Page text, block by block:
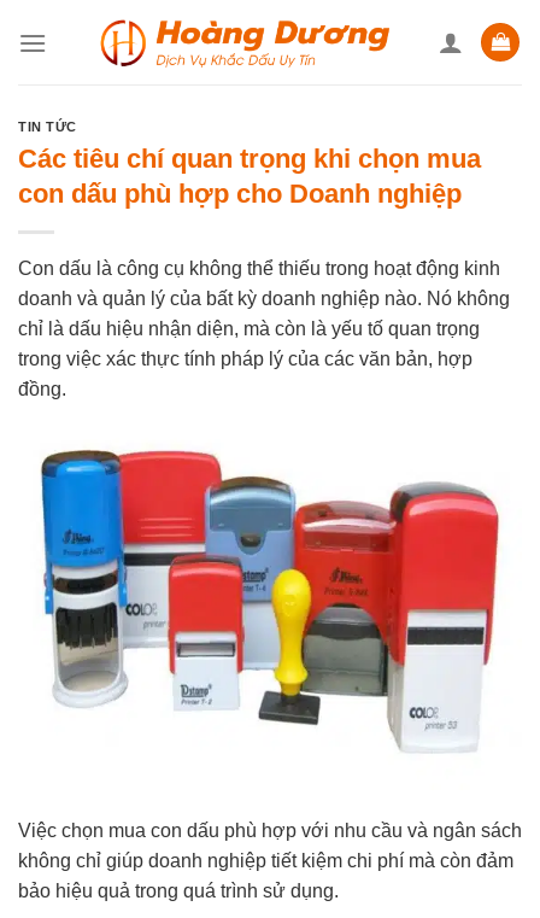
TIN TỨC
Các tiêu chí quan trọng khi chọn mua
con dấu phù hợp cho Doanh nghiệp
Con dấu là công cụ không thể thiếu trong hoạt động kinh
doanh và quản lý của bất kỳ doanh nghiệp nào. Nó không
chỉ là dấu hiệu nhận diện, mà còn là yếu tố quan trọng
trong việc xác thực tính pháp lý của các văn bản, hợp
đồng.
Việc chọn mua con dấu phù hợp với nhu cầu và ngân sách
không chỉ giúp doanh nghiệp tiết kiệm chi phí mà còn đảm
bảo hiệu quả trong quá trình sử dụng.